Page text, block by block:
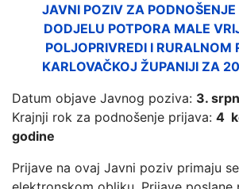
JAVNI POZIV ZA
DODJELU POTPORA MALE
POLJOPRIVREDI I RURALNOM
KARLOVAČKOJ ŽUPANIJI ZA
Datum objave Javnog poziva: 3.
Krajnji rok za podnošenje prijava: 4
godine
Prijave na ovaj Javni poziv primaju